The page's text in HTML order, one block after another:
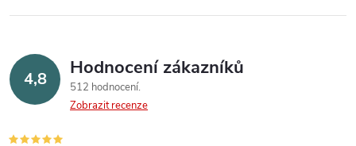
4,8 Hodnocení zákazníků
512 hodnocení
Zobrazit recenze